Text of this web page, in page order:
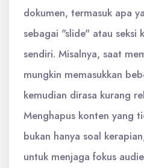
dokumen, termasuk apa
sebagai "slide" atau seksi
sendiri. Misalnya, saat
mungkin memasukkan
kemudian dirasa kurang
Menghapus konten yang
bukan hanya soal
untuk menjaga fokus